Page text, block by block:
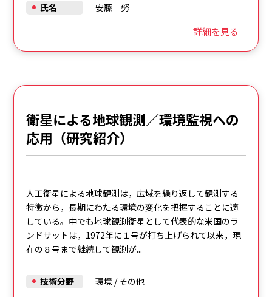
詳細を見る
氏名
安藤 努
衛星による地球観測／環境監視への
応用（研究紹介）
人工衛星による地球観測は，広域を繰り返して観測する
特徴から，長期にわたる環境の変化を把握することに適
している。中でも地球観測衛星として代表的な米国のラ
ンドサットは，1972年に１号が打ち上げられて以来，現
在の８号まで継続して観測が...
技術分野 環境/その他